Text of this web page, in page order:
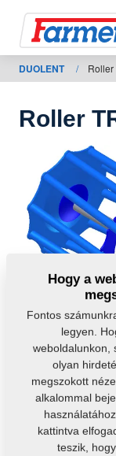
a
Farmet
shop
gépeim
Letöltésre
DUOLENT /
Roller
Hogy a
Fontos
legyen.
weboldalunkon,
olyan
megszokott
alkalommal
kattintva
teszik,